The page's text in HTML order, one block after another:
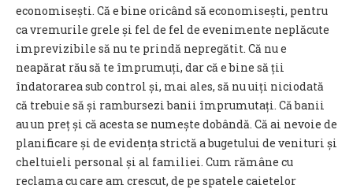
economisești. Că e bine oricând să economisești, pentru
ca vremurile grele și fel de fel de evenimente neplăcute
imprevizibile să nu te prindă nepregătit. Că nu e
neapărat rău să te împrumuți, dar că e bine să ții
îndatorarea sub control și, mai ales, să nu uiți niciodată
că trebuie să și rambursezi banii împrumutați. Că banii
au un preț și că acesta se numește dobândă. Că ai nevoie de
planificare și de evidența strictă a bugetului de venituri și
cheltuieli personal și al familiei. Cum rămâne cu
reclama cu care am crescut, de pe spatele caietelor